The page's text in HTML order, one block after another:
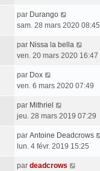
par Durango
sam. 28 mars 2020 08:45
par Nissa la bella
ven. 20 mars 2020 16:47
par Dox
ven. 6 mars 2020 07:49
par Mithriel
jeu. 28 mars 2019 07:29
par Antoine Deadcrows
lun. 4 févr. 2019 15:25
par deadcrows